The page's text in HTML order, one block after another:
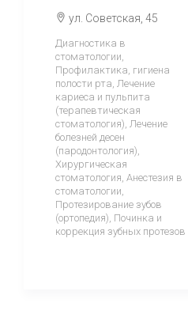
ул. Советская, 45
Диагностика в
стоматологии,
Профилактика, гигиена
полости рта, Лечение
кариеса и пульпита
(терапевтическая
стоматология), Лечение
болезней десен
(пародонтология),
Хирургическая
стоматология, Анестезия в
стоматологии,
Протезирование зубов
(ортопедия), Починка и
коррекция зубных протезов